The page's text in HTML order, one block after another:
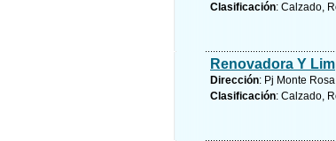
Clasificación: Calzado,
Renovadora Y
Dirección: Pj Monte
Clasificación: Calzado,